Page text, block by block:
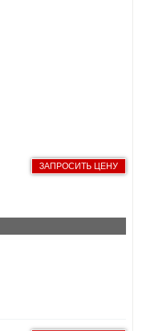
ЗАПРОСИТЬ ЦЕНУ